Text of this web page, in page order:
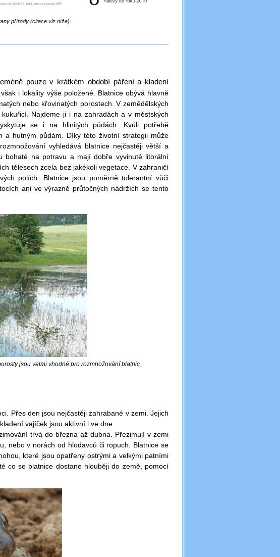
přírody (citace viz níže).
pouze v krátkém období páření a kladení
i lokality výše položené. Blatnice obývá hlavně
nebo křovinatých porostech. V zemědělských
Najdeme ji i na zahradách a v městských
se i na hlinitých půdách. Kvůli potřebě
a hutným půdám. Díky této životní strategii může
vyhledává blatnice nejčastěji větší a
bohaté na potravu a mají dobře vyvinuté litorální
tělesech zcela bez jakékoli vegetace. V zahraničí
polích. Blatnice jsou poměrně tolerantní vůči
ani ve výrazně průtočných nádržích se tento
jsou velmi vhodné pro rozmnožování blatnic.
Přes den jsou nejčastěji zahrabané v zemi. Jejich
vajíček jsou aktivní i ve dne.
trvá do března až dubna. Přezimují v zemi
nebo v norách od hlodavců či ropuch. Blatnice se
které jsou opatřeny ostrými a velkými patními
co se blatnice dostane hlouběji do země, pomocí